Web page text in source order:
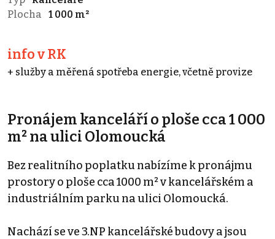
Plocha
1 000 m²
info v RK
+ služby a měřená spotřeba energie, včetně provize
Pronájem kanceláří o ploše cca 1 000
m² na ulici Olomoucká
Bez realitního poplatku nabízíme k pronájmu
prostory o ploše cca 1000 m² v kancelářském a
industriálním parku na ulici Olomoucká.
Nachází se ve 3.NP kancelářské budovy a jsou